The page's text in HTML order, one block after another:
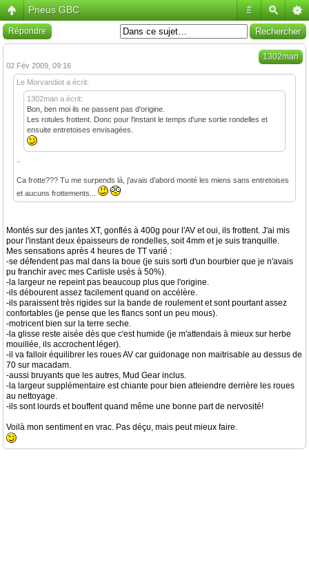
#
Pneus GBC
Répondre
1302man
02 Fév 2009, 09:16
Le Morvandiot a écrit:
1302man a écrit:
Bon, ben moi ils ne passent pas d'origine.
Les rotules frottent. Donc pour l'instant le temps d'une sortie rondelles et
ensuite entretoises envisagées.
Ca frotte??? Tu me surpends là, j'avais d'abord monté les miens sans entretoises
et aucuns frottements...
Montés sur des jantes XT, gonflés à 400g pour l'AV et oui, ils frottent. J'ai mis
pour l'instant deux épaisseurs de rondelles, soit 4mm et je suis tranquille.
Mes sensations après 4 heures de TT varié :
-se défendent pas mal dans la boue (je suis sorti d'un bourbier que je n'avais
pu franchir avec mes Carlisle usés à 50%).
-la largeur ne repeint pas beaucoup plus que l'origine.
-ils débourent assez facilement quand on accélère.
-ils paraissent très rigides sur la bande de roulement et sont pourtant assez
confortables (je pense que les flancs sont un peu mous).
-motricent bien sur la terre seche.
-la glisse reste aisée dès que c'est humide (je m'attendais à mieux sur herbe
mouillée, ils accrochent léger).
-il va falloir équilibrer les roues AV car guidonage non maitrisable au dessus de
70 sur macadam.
-aussi bruyants que les autres, Mud Gear inclus.
-la largeur supplémentaire est chiante pour bien atteiendre derrière les roues
au nettoyage.
-ils sont lourds et bouffent quand même une bonne part de nervosité!
Voilà mon sentiment en vrac. Pas déçu, mais peut mieux faire.